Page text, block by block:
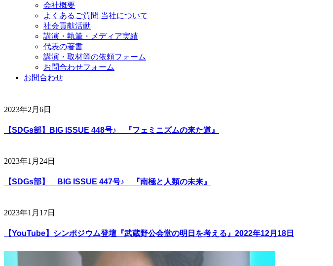
会社概要
よくあるご質問 当社について
社会貢献活動
講演・執筆・メディア実績
代表の著書
講演・取材等の依頼フォーム
お問合わせフォーム
お問合わせ
2023年2月6日
【SDGs部】BIG ISSUE 448号♪ 『フェミニズムの来た道』
2023年1月24日
【SDGs部】 BIG ISSUE 447号♪ 『南極と人類の未来』
2023年1月17日
【YouTube】シンポジウム登壇『武蔵野公会堂の明日を考える』2022年12月18日